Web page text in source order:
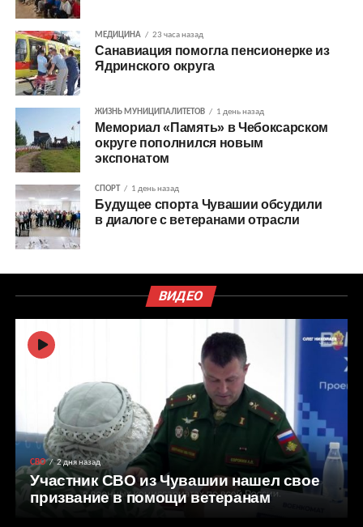
МЕДИЦИНА 23 часа назад
Санавиация помогла пенсионерке из
Ядринского округа
ЖИЗНЬ МУНИЦИПАЛИТЕТОВ 1 день назад
Мемориал «Память» в Чебоксарском
округе пополнился новым
экспонатом
СПОРТ 1 день назад
Будущее спорта Чувашии обсудили
в диалоге с ветеранами отрасли
ВИДЕО
СВО 2 дня назад
Участник СВО из Чувашии нашел свое
призвание в помощи ветеранам